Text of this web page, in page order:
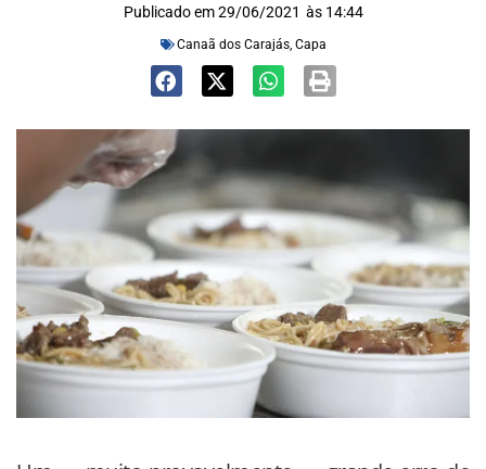
Publicado em 29/06/2021 às 14:44
Canaã dos Carajás, Capa